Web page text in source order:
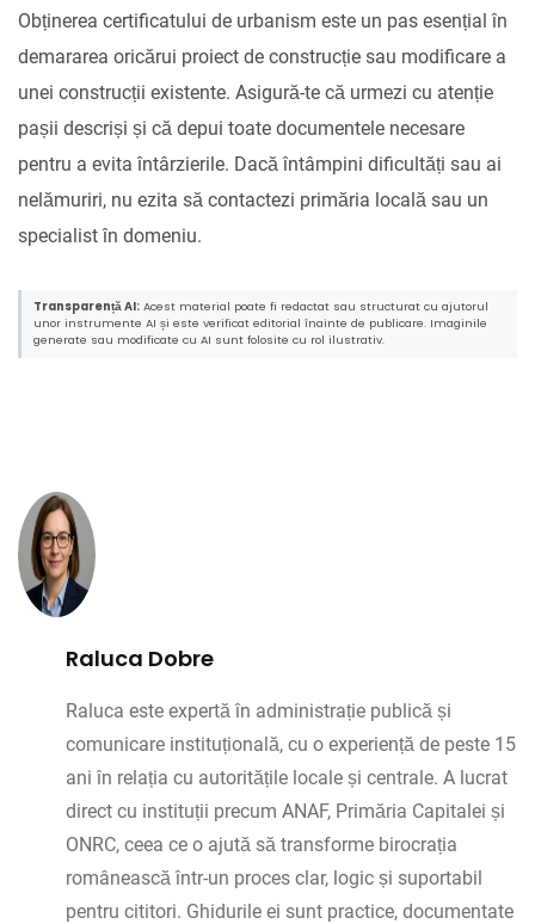
Obținerea certificatului de urbanism este un pas esențial în
demararea oricărui proiect de construcție sau modificare a
unei construcții existente. Asigură-te că urmezi cu atenție
pașii descriși și că depui toate documentele necesare
pentru a evita întârzierile. Dacă întâmpini dificultăți sau ai
nelămuriri, nu ezita să contactezi primăria locală sau un
specialist în domeniu.
Transparență AI: Acest material poate fi redactat sau structurat cu ajutorul
unor instrumente AI și este verificat editorial înainte de publicare. Imaginile
generate sau modificate cu AI sunt folosite cu rol ilustrativ.
Raluca Dobre
Raluca este expertă în administrație publică și
comunicare instituțională, cu o experiență de peste 15
ani în relația cu autoritățile locale și centrale. A lucrat
direct cu instituții precum ANAF, Primăria Capitalei și
ONRC, ceea ce o ajută să transforme birocrația
românească într-un proces clar, logic și suportabil
pentru cititori. Ghidurile ei sunt practice, documentate